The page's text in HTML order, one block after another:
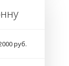
руб.